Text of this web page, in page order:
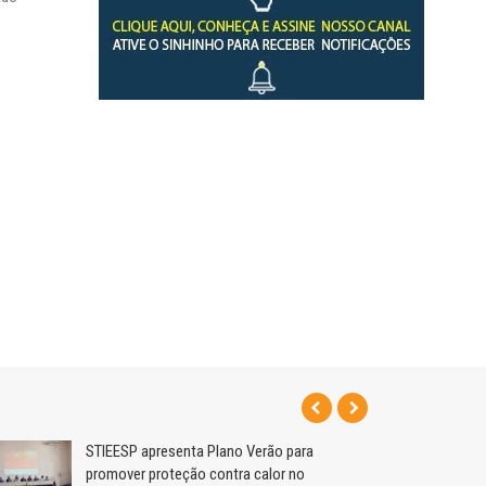
STIEESP apresenta Plano Verão para
promover proteção contra calor no